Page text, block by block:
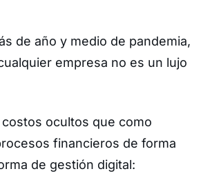
de año y medio de pandemia,
empresa no es un lujo
ocultos que como
financieros de forma
de gestión digital: